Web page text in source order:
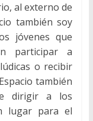
al externo de
también soy
jóvenes que
participar a
o recibir
también
dirigir a los
lugar para el